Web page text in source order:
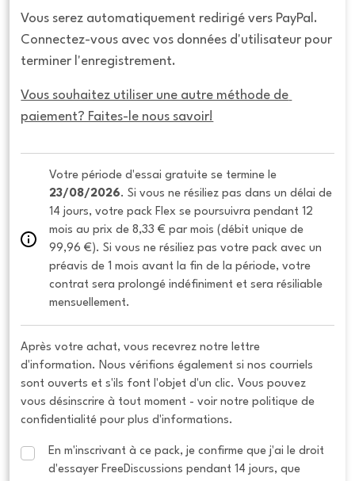
Vous serez automatiquement redirigé vers PayPal.
Connectez-vous avec vos données d'utilisateur pour
terminer l'enregistrement.
Vous souhaitez utiliser une autre méthode de
paiement? Faites-le nous savoir!
23/08/2026. Si vous ne résiliez pas dans un délai de
14 jours, votre pack Flex se poursuivra pendant 12
mois au prix de 8,33 € par mois (débit unique de
99,96 €). Si vous ne résiliez pas votre pack avec un
préavis de 1 mois avant la fin de la période, votre
contrat sera prolongé indéfiniment et sera résiliable
mensuellement.
Après votre achat, vous recevrez notre lettre
d'information. Nous vérifions également si nos courriels
sont ouverts et s'ils font l'objet d'un clic. Vous pouvez
vous désinscrire à tout moment - voir notre politique de
confidentialité pour plus d'informations.
En m'inscrivant à ce pack, je confirme que j'ai le droit
d'essayer FreeDiscussions pendant 14 jours, que